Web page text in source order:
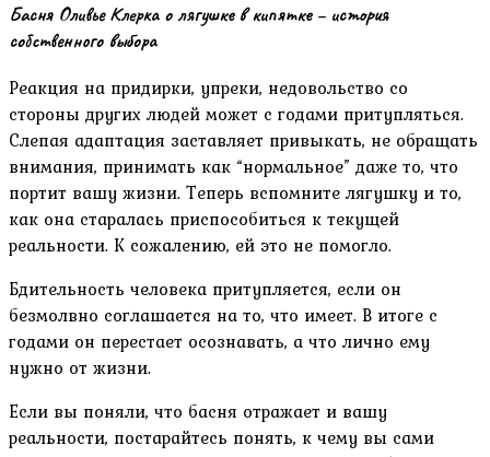
Басня Оливье Клерка о лягушке в кипятке – история
собственного выбора
Реакция на придирки, упреки, недовольство со
стороны других людей может с годами притупляться.
Слепая адаптация заставляет привыкать, не обращать
внимания, принимать как “нормальное” даже то, что
портит вашу жизни. Теперь вспомните лягушку и то,
как она старалась приспособиться к текущей
реальности. К сожалению, ей это не помогло.
Бдительность человека притупляется, если он
безмолвно соглашается на то, что имеет. В итоге с
годами он перестает осознавать, а что лично ему
нужно от жизни.
Если вы поняли, что басня отражает и вашу
реальности, постарайтесь понять, к чему вы сами